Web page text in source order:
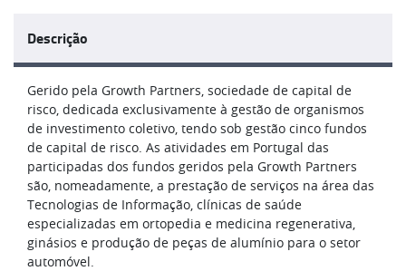
Descrição
Gerido pela Growth Partners, sociedade de capital de
risco, dedicada exclusivamente à gestão de organismos
de investimento coletivo, tendo sob gestão cinco fundos
de capital de risco. As atividades em Portugal das
participadas dos fundos geridos pela Growth Partners
são, nomeadamente, a prestação de serviços na área das
Tecnologias de Informação, clínicas de saúde
especializadas em ortopedia e medicina regenerativa,
ginásios e produção de peças de alumínio para o setor
automóvel.